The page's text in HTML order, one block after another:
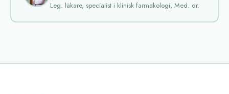
Leg. läkare, specialist i klinisk farmakologi, Med. dr.